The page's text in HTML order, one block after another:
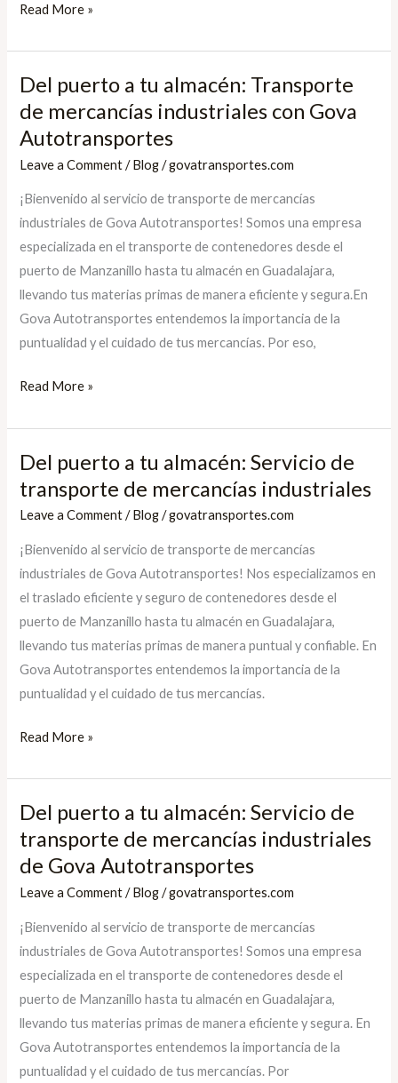
Autotransportes
Read More »
Del puerto a tu almacén: Transporte
de mercancías industriales con Gova
Autotransportes
Leave a Comment /Blog/govatransportes.com
¡Bienvenido al servicio de transporte de mercancías
industriales de Gova Autotransportes! Somos una empresa
especializada en el transporte de contenedores desde el
puerto de Manzanillo hasta tu almacén en Guadalajara,
llevando tus materias primas de manera eficiente y segura.En
Gova Autotransportes entendemos la importancia de la
puntualidad y el cuidado de tus mercancías. Por eso,
Del
puerto
a
Transporte
de
mercancías
industriales
con
Gova
Autotransportes
Read More »
Del puerto a tu almacén: Servicio de
transporte de mercancías industriales
Leave a Comment /Blog/govatransportes.com
¡Bienvenido al servicio de transporte de mercancías
industriales de Gova Autotransportes! Nos especializamos en
el traslado eficiente y seguro de contenedores desde el
puerto de Manzanillo hasta tu almacén en Guadalajara,
llevando tus materias primas de manera puntual y confiable. En
Gova Autotransportes entendemos la importancia de la
puntualidad y el cuidado de tus mercancías.
Del
puerto
a
almacén:
Servicio
de
transporte
de
mercancías
industriales
Read More »
Del puerto a tu almacén: Servicio de
transporte de mercancías industriales
de Gova Autotransportes
Leave a Comment /Blog/govatransportes.com
¡Bienvenido al servicio de transporte de mercancías
industriales de Gova Autotransportes! Somos una empresa
especializada en el transporte de contenedores desde el
puerto de Manzanillo hasta tu almacén en Guadalajara,
llevando tus materias primas de manera eficiente y segura. En
Gova Autotransportes entendemos la importancia de la
puntualidad y el cuidado de tus mercancías. Por
Del
puerto
Servicio
de
transporte
de
mercancías
industriales
de